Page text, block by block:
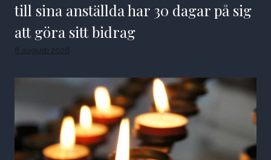
till sina anställda har 30 dagar på sig
att göra sitt bidrag
8 augusti 2026